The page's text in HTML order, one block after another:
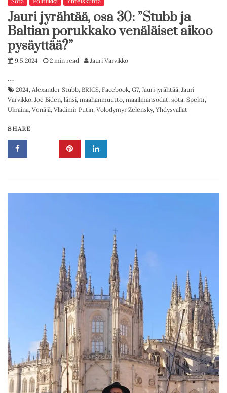
Jauri jyrähtää, osa 30: ”Stubb ja
Baltian porukkako venäläiset aikoo
pysäyttää?”
9.5.2024 2 min read Jauri Varvikko
…
2024, Alexander Stubb, BRICS, Facebook, G7, Jauri jyrähtää, Jauri
Varvikko, Joe Biden, länsi, maahanmuutto, maailmansodat, sota, Spektr,
Ukraina, Venäjä, Vladimir Putin, Volodymyr Zelensky, Yhdysvallat
SHARE